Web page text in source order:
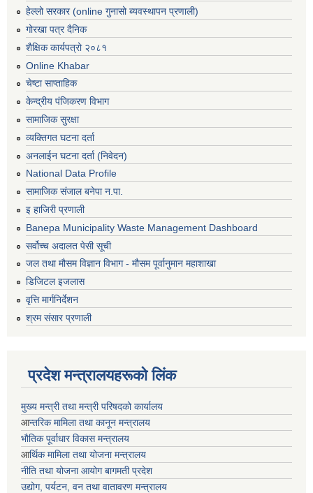
हेल्लो सरकार (online गुनासो ब्यवस्थापन प्रणाली)
गोरखा पत्र दैनिक
शैक्षिक कार्यपत्रो २०८१
Online Khabar
चेष्टा साप्ताहिक
केन्द्रीय पंजिकरण विभाग
सामाजिक सुरक्षा
व्यक्तिगत घटना दर्ता
अनलाईन घटना दर्ता (निवेदन)
National Data Profile
सामाजिक संजाल बनेपा न.पा.
इ हाजिरी प्रणाली
Banepa Municipality Waste Management Dashboard
सर्वोच्च अदालत पेसी सूची
जल तथा मौसम विज्ञान विभाग - मौसम पूर्वानुमान महाशाखा
डिजिटल इजलास
वृत्ति मार्गनिर्देशन
श्रम संसार प्रणाली
प्रदेश मन्त्रालयहरूको लिंक
मुख्य मन्त्री तथा मन्त्री परिषदको कार्यालय
आन्तरिक मामिला तथा कानून मन्त्रालय
भाैतिक पूर्वाधार विकास मन्त्रालय
आर्थिक मामिला तथा योजना मन्त्रालय
नीति तथा योजना आयोग बागमती प्रदेश
उद्योग, पर्यटन, वन तथा वातावरण मन्त्रालय